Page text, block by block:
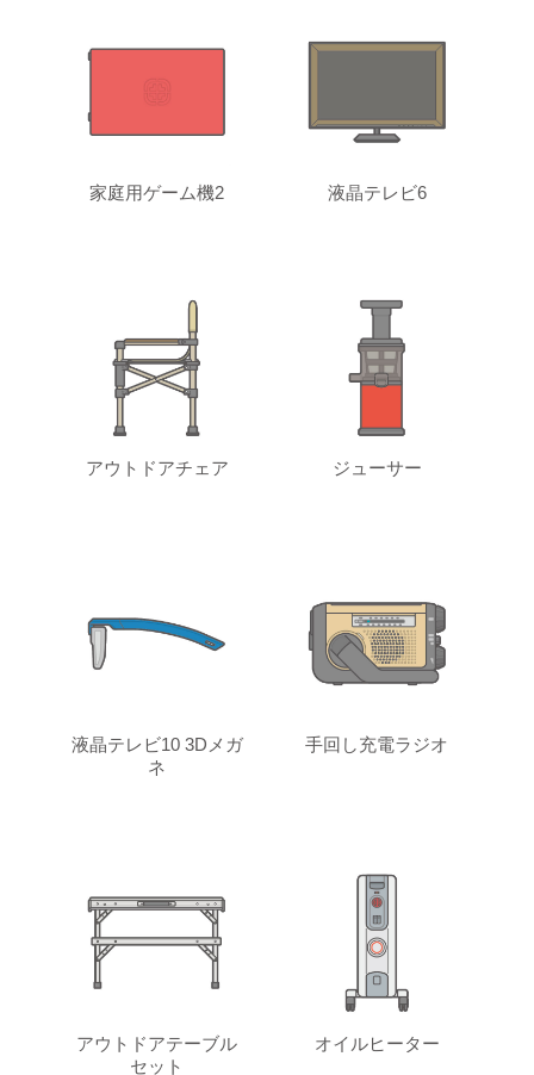
家庭用ゲーム機2 液晶テレビ6
アウトドアチェア ジューサー
液晶テレビ10 3Dメガ
ネ
手回し充電ラジオ
アウトドアテーブル
セット
オイルヒーター